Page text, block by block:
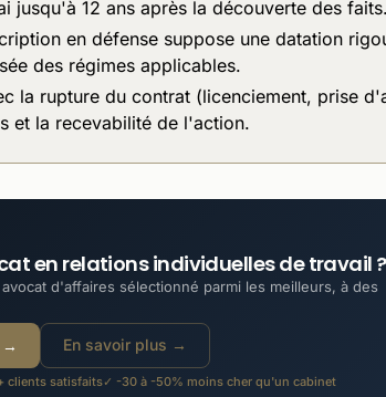
jusqu'à 12 ans après la découverte des faits.
en défense suppose une datation
des régimes applicables.
la rupture du contrat (licenciement, prise
et la recevabilité de l'action.
en relations individuelles de travail ?
d'affaires sélectionné parmi les meilleurs, à des
→ En savoir plus →
clients satisfaits✓ -30 à -50% moins cher qu'un cabinet